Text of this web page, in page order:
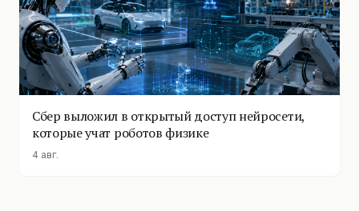
Сбер выложил в открытый доступ нейросети,
которые учат роботов физике
4 авг.